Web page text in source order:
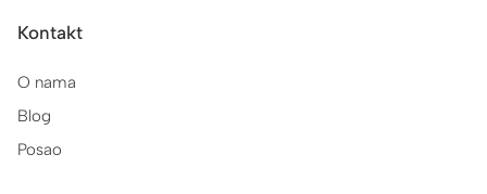
Kontakt
O nama
Blog
Posao